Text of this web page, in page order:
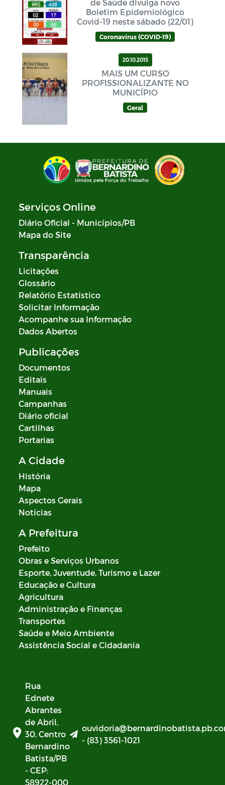
de Saúde divulga novo
Boletim Epidemiológico
Covid-19 neste sábado (22/01)
Coronavírus (COVID-19)
20.10.2015
MAIS UM CURSO
PROFISSIONALIZANTE NO
MUNICÍPIO
Geral
Serviços Online
Diário Oficial - Municípios/PB
Mapa do Site
Transparência
Licitações
Glossário
Relatório Estatístico
Solicitar Informação
Acompanhe sua Informação
Dados Abertos
Publicações
Documentos
Editais
Manuais
Campanhas
Diário oficial
Cartilhas
Portarias
A Cidade
História
Mapa
Aspectos Gerais
Notícias
A Prefeitura
Prefeito
Obras e Serviços Urbanos
Esporte, Juventude, Turismo e Lazer
Educação e Cultura
Agricultura
Administração e Finanças
Transportes
Saúde e Meio Ambiente
Assistência Social e Cidadania
Rua
Ednete
Abrantes
de Abril,
30, Centro
Bernardino
Batista/PB
- CEP:
58922-000
- (83) 3561-1021